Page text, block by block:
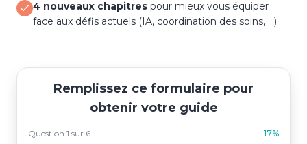
4 nouveaux chapitres pour mieux vous équiper
face aux défis actuels (IA, coordination des soins, …)
Remplissez ce formulaire pour
obtenir votre guide
Question 1 sur 6 17%